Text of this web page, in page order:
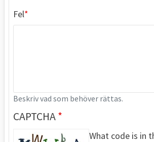
Fel
Beskriv vad som behöver rättas.
CAPTCHA
What code is in